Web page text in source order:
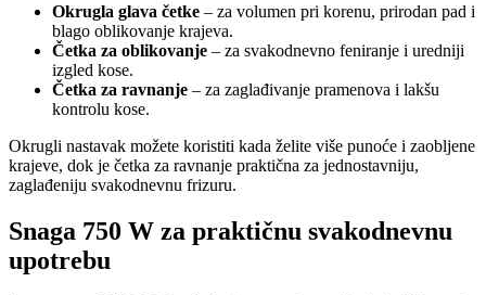
Okrugla glava četke – za volumen pri korenu, prirodan pad i
blago oblikovanje krajeva.
Četka za oblikovanje – za svakodnevno feniranje i uredniji
izgled kose.
Četka za ravnanje – za zaglađivanje pramenova i lakšu
kontrolu kose.
Okrugli nastavak možete koristiti kada želite više punoće i zaobljene
krajeve, dok je četka za ravnanje praktična za jednostavniju,
zaglađeniju svakodnevnu frizuru.
Snaga 750 W za praktičnu svakodnevnu
upotrebu